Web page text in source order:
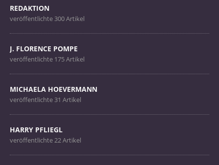
REDAKTION
veröffentlichte 300 Artikel
J. FLORENCE POMPE
veröffentlichte 175 Artikel
MICHAELA HOEVERMANN
veröffentlichte 31 Artikel
HARRY PFLIEGL
veröffentlichte 22 Artikel